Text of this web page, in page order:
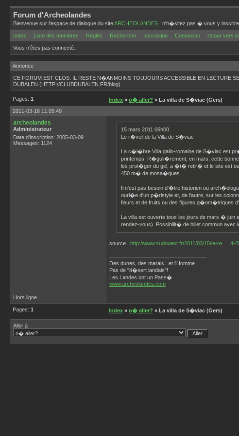
Forum d'Archeolandes
Bienvenue sur l'espace de dialogue du siteARCHEOLANDES : n'h�sitez pas � vous y inscrire
Index Liste des membres Règles Recherche Inscription Connexion retour vers
Vous n'êtes pas connecté.
Annonce
CE FORUM EST CLOS. IL RESTE N�ANMOINS TOUJOURS ACCESSIBLE EN LECTURE
DUBALEN (HTTP://CLUBDUBALEN.FR/blog)
Pages: 1 Index » o� aller? » La villa de S�viac (Gers)
2011-03-16 11:05:49
archeolandes
Administrateur
Date d'inscription: 2005-03-09
Messages: 1124
15 mars 2011 06h00
Le r�veil de la Villa de S�viac
La c�l�bre Villa gallo-romaine de S�viac est
printemps. R�guli�rement, en mars, cette
les prot�ger du gel, a �t� retir� et le site est
450 m� de mosa�ques
Il n'est pas besoin d'�tre historien ou
ourl�e d'un p�ristyle et, de l'autre, sur les
fleurs et de fruits ou des figures g�om�triques
La villa est ouverte tous les jours de mars �
rendez-vous). Possibilit� de billet commun
source : http://www.sudouest.fr/2011/03/15/le-re … 4-
Des dunes, des marais...et l'Homme :
Pas de "d�sert landais"!
Les Landes ont un Pass�
www.archeolandes.com
Hors ligne
Pages: 1 Index » o� aller? » La villa de S�viac (Gers)
Aller à